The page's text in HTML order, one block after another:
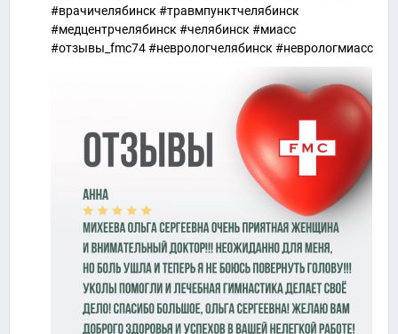
#врачичелябинск #травмпунктчелябинск
#медцентрчелябинск #челябинск #миасс
#отзывы_fmc74 #неврологчелябинск #неврологмиасс